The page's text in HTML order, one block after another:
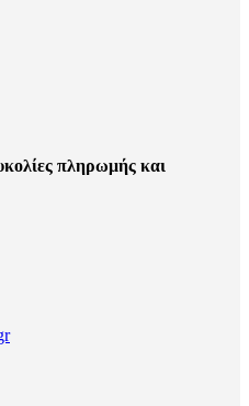
πληρωμής και